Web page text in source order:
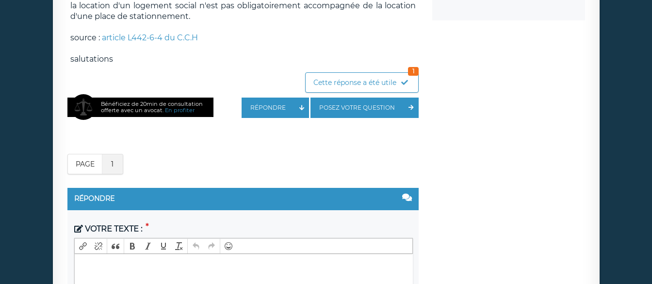
la location d'un logement social n'est pas obligatoirement accompagnée de la location
d'une place de stationnement.
source : article L442-6-4 du C.C.H
salutations
Cette réponse a été utile
1
Bénéficiez de 20min de consultation
offerte avec un avocat. En profiter POSEZ VOTRE QUESTION
RÉPONDRE
PAGE 1
RÉPONDRE
VOTRE TEXTE :